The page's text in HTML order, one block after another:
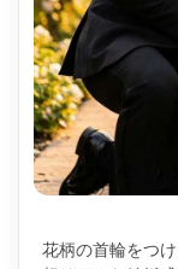
花柄の首輪をつ